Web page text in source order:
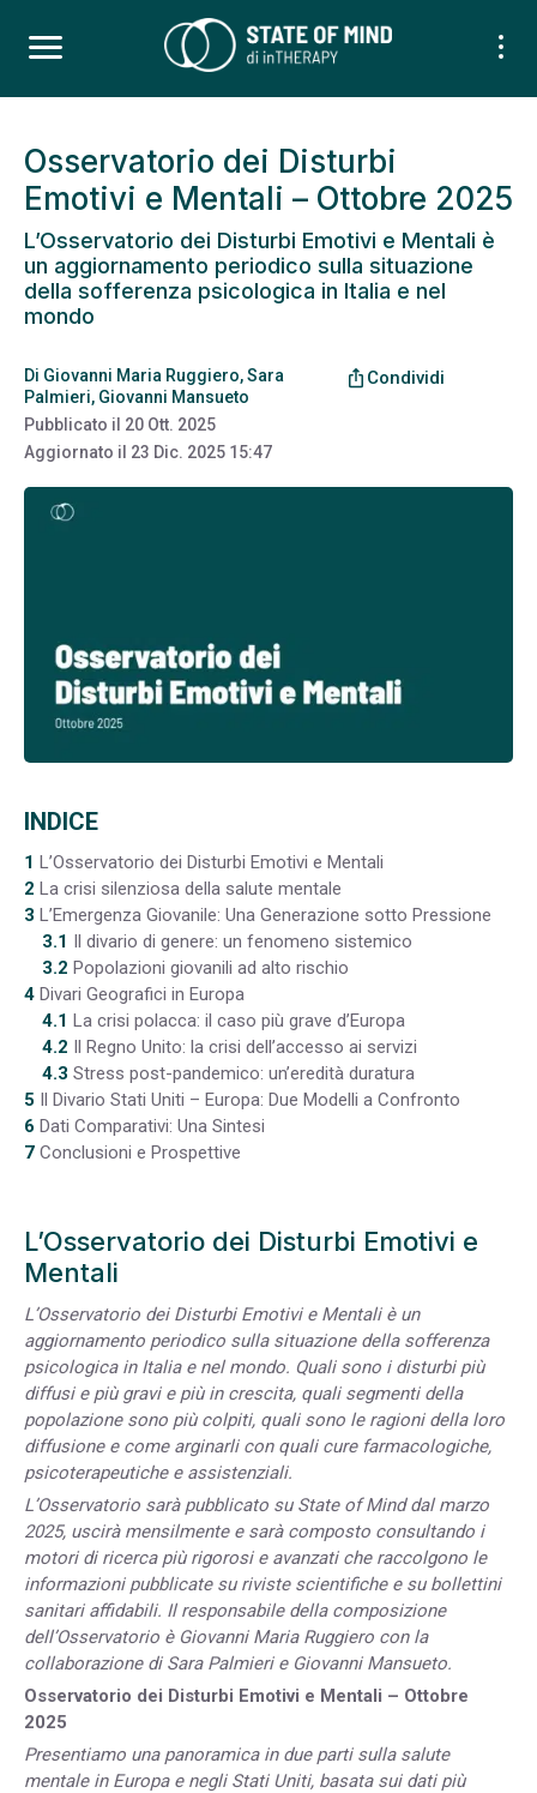
Osservatorio dei Disturbi
Emotivi e Mentali – Ottobre 2025
L’Osservatorio dei Disturbi Emotivi e Mentali è
un aggiornamento periodico sulla situazione
della sofferenza psicologica in Italia e nel
mondo
Di Giovanni Maria Ruggiero,Sara
Palmieri, Giovanni Mansueto
Pubblicato il 20 Ott. 2025
Aggiornato il 23 Dic. 2025 15:47
ios_share Condividi
INDICE
1 L’Osservatorio dei Disturbi Emotivi e Mentali
2 La crisi silenziosa della salute mentale
3 L’Emergenza Giovanile: Una Generazione sotto Pressione
3.1 Il divario di genere: un fenomeno sistemico
3.2 Popolazioni giovanili ad alto rischio
4 Divari Geografici in Europa
4.1 La crisi polacca: il caso più grave d’Europa
4.2 Il Regno Unito: la crisi dell’accesso ai servizi
4.3 Stress post-pandemico: un’eredità duratura
5 Il Divario Stati Uniti – Europa: Due Modelli a Confronto
6 Dati Comparativi: Una Sintesi
7 Conclusioni e Prospettive
L’Osservatorio dei Disturbi Emotivi e
Mentali
L’Osservatorio dei Disturbi Emotivi e Mentali è un
aggiornamento periodico sulla situazione della sofferenza
psicologica in Italia e nel mondo. Quali sono i disturbi più
diffusi e più gravi e più in crescita, quali segmenti della
popolazione sono più colpiti, quali sono le ragioni della loro
diffusione e come arginarli con quali cure farmacologiche,
psicoterapeutiche e assistenziali.
L’Osservatorio sarà pubblicato su State of Mind dal marzo
2025, uscirà mensilmente e sarà composto consultando i
motori di ricerca più rigorosi e avanzati che raccolgono le
informazioni pubblicate su riviste scientifiche e su bollettini
sanitari affidabili. Il responsabile della composizione
dell’Osservatorio è Giovanni Maria Ruggiero con la
collaborazione di Sara Palmieri e Giovanni Mansueto.
Osservatorio dei Disturbi Emotivi e Mentali – Ottobre
2025
Presentiamo una panoramica in due parti sulla salute
mentale in Europa e negli Stati Uniti, basata sui dati più